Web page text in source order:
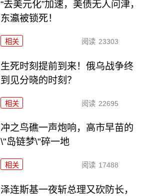
“去美元化”加速，美债无人问津，
东瀛被锁死！
相关 阅读 23303
生死时刻提前到来！俄乌战争终
到见分晓的时刻？
相关 阅读 22695
冲之鸟礁一声炮响，高市早苗的
\"岛链梦\"碎一地
相关 阅读 17488
泽连斯基一夜斩总理又砍防长，